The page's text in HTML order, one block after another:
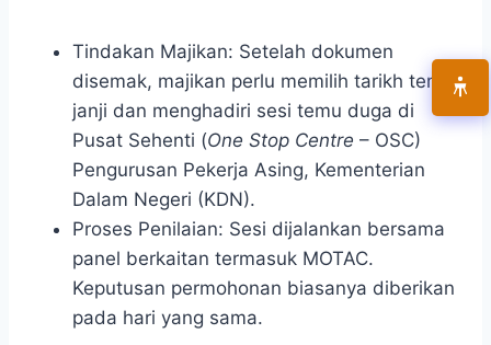
Tindakan Majikan: Setelah dokumen
disemak, majikan perlu memilih tarikh temu
janji dan menghadiri sesi temu duga di
Pusat Sehenti (One Stop Centre – OSC)
Pengurusan Pekerja Asing, Kementerian
Dalam Negeri (KDN).
Proses Penilaian: Sesi dijalankan bersama
panel berkaitan termasuk MOTAC.
Keputusan permohonan biasanya diberikan
pada hari yang sama.